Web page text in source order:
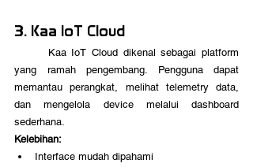
3. Kaa IoT Cloud
yang ramah pengembang. Pengguna dapat
memantau perangkat, melihat telemetry data,
dan mengelola device melalui dashboard
sederhana.
Kelebihan:
Interface mudah dipahami